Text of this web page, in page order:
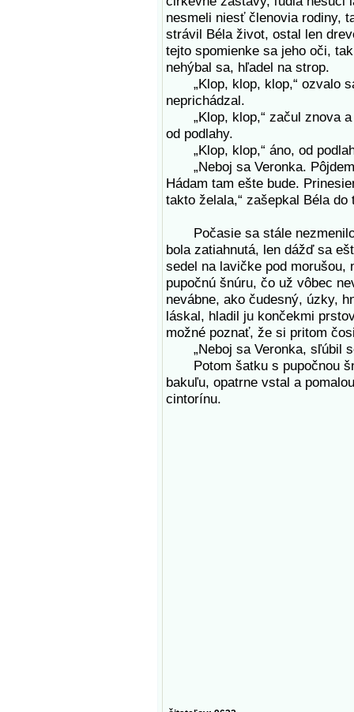
nesmeli niesť členovia rodiny,
strávil Béla život, ostal len
tejto spomienke sa jeho oči,
nehýbal sa, hľadel na strop.
„Klop, klop, klop,“ ozvalo
neprichádzal.
„Klop, klop,“ začul znova a
od podlahy.
„Klop, klop,“ áno, od
„Neboj sa Veronka. Pôjdem
Hádam tam ešte bude.
takto želala,“ zašepkal Béla
Počasie sa stále nezmenilo.
bola zatiahnutá, len dážď sa
sedel na lavičke pod morušou,
pupočnú šnúru, čo už vôbec
nevábne, ako čudesný, úzky,
láskal, hladil ju končekmi
možné poznať, že si pritom
„Neboj sa Veronka, sľúbil
Potom šatku s pupočnou
bakuľu, opatrne vstal a
cintorínu.